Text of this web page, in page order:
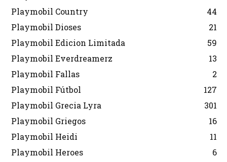
Playmobil Country
44
Playmobil Dioses
21
Playmobil Edicion Limitada
59
Playmobil Everdreamerz
13
Playmobil Fallas
2
Playmobil Fútbol
127
Playmobil Grecia Lyra
301
Playmobil Griegos
16
Playmobil Heidi
11
Playmobil Heroes
6